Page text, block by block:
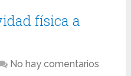
física a
No hay comentarios